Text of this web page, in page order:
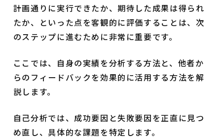
計画通りに実行できたか、期待した成果は得られ
たか、といった点を客観的に評価することは、次
のステップに進むために非常に重要です。
ここでは、自身の実績を分析する方法と、他者か
らのフィードバックを効果的に活用する方法を解
説します。
自己分析では、成功要因と失敗要因を正直に見つ
め直し、具体的な課題を特定します。